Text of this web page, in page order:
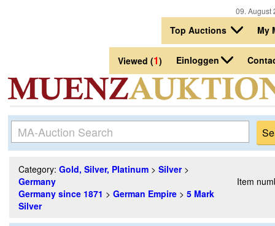
09.
Top Auctions My
Viewed (1) Einloggen
Category: Gold, Silver, Platinum > Silver>
Germany
Germany since 1871 > German Empire > 5 Mark
Silver
Item